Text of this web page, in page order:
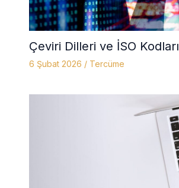
Çeviri Dilleri ve İSO Kodları
6 Şubat 2026 / Tercüme